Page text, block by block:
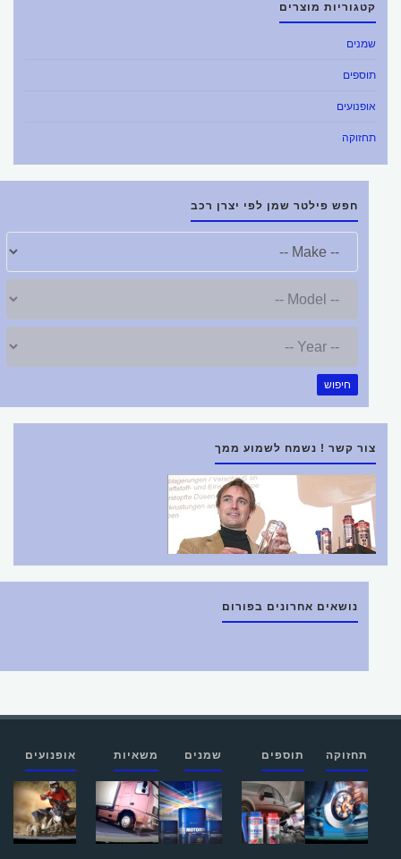
קטגוריות מוצרים
שמנים
תוספים
אופנועים
תחזוקה
חפש פילטר שמן לפי יצרן רכב
חיפוש
צור קשר ! נשמח לשמוע ממך
נושאים אחרונים בפורום
תחזוקה תוספים שמנים משאיות אופנועים